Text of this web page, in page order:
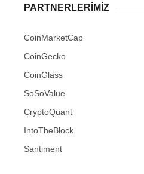
PARTNERLERIMIZ
CoinMarketCap
CoinGecko
CoinGlass
SoSoValue
CryptoQuant
IntoTheBlock
Santiment